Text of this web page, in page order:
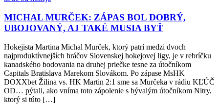
MICHAL MURČEK: ZÁPAS BOL DOBRÝ,
UBOJOVANÝ, AJ TAKÉ MUSIA BYŤ
Hokejista Martina Michal Murček, ktorý patrí medzi dvoch
najproduktívnejších hráčov Slovenskej hokejovej ligy, je v rebríčku
kanadského bodovania na druhej priečke tesne za útočníkom
Capitals Bratislava Marekom Slovákom. Po zápase MsHK
DOXXbet Žilina vs. HK Martin 2:1 sme sa Murčeka v rádiu KĽÚČ
OD… pýtali, ako vníma toto zápolenie s bývalým útočníkom Nitry,
ktorý si túto […]